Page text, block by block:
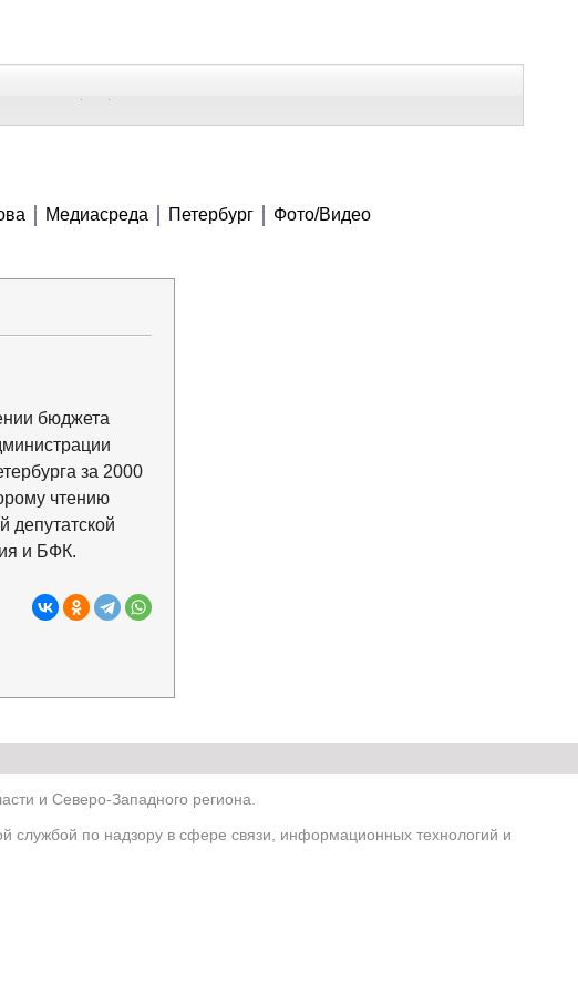
Медиасреда Петербург Фото/Видео
бюджета
за 2000
чтению
депутатской
и БФК.
и Северо-Западного региона.
по надзору в сфере связи, информационных технологий и